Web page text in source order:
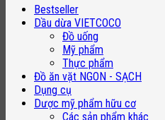
C'LAVIE
450G/100G
quantity
Bestseller
Dầu dừa VIETCOCO
Đồ uống
Mỹ phẩm
Thực phẩm
Đồ ăn vặt NGON - SẠCH
Dụng cụ
Dược mỹ phẩm hữu cơ
Các sản phẩm khác